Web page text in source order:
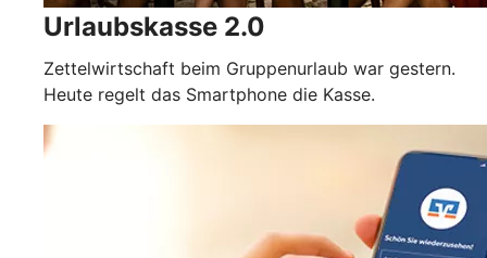
Urlaubskasse 2.0
Zettelwirtschaft beim Gruppenurlaub war gestern.
Heute regelt das Smartphone die Kasse.